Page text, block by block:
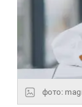
фото: